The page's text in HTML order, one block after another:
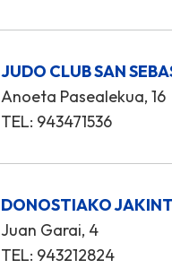
JUDO CLUB SAN
Anoeta Pasealekua, 16
TEL: 943471536
DONOSTIAKO
Juan Garai, 4
TEL: 943212824